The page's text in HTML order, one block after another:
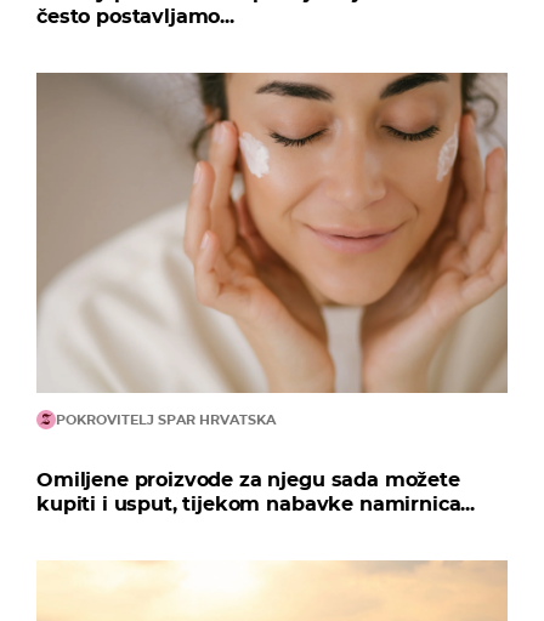
često postavljamo...
POKROVITELJ SPAR HRVATSKA
Omiljene proizvode za njegu sada možete
kupiti i usput, tijekom nabavke namirnica...